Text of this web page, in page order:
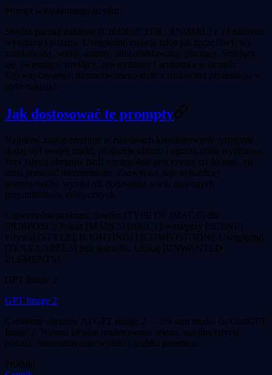
Prompt wielokrotnego użytku:
Stwórz paczkę naklejek [CHARACTER / ANIMAL] z 24 różnymi
wyrazami i pozami. Uwzględnij emocje takie jak szczęśliwy, zły,
zszokowany, senny, dumny, zdezorientowany, płaczący, śmiejący
się, świętujący, myślący, zawstydzony i serduszka w oczach.
Używaj czystego, dopracowanego stylu z izolowaną prezentacją w
stylu naklejki.
Jak dostosować te prompty
Najpierw zastąp zmienne w nawiasach kwadratowych, następnie
dodaj styl swojej marki, proporcje obrazu i ograniczenia wyjściowe.
Przy edycji obrazów bądź szczególnie precyzyjny co do tego, co
musi pozostać niezmienione. Zazwyczaj daje to bardziej
kontrolowalne wyniki niż dodawanie wielu niejasnych
przymiotników estetycznych.
Uniwersalna struktura: Stwórz [TYPE OF IMAGE] dla
[PURPOSE]. Pokaż [MAIN SUBJECT] w/na/przy [SCENE].
Używaj [STYLE], [LIGHTING] i [COMPOSITION]. Uwzględnij
[TEXT/LABELS] jeśli potrzeba. Unikaj [UNWANTED
ELEMENTS].
GPT Image 2
GPT Image 2
Generator obrazów AI GPT Image 2 — ten sam model co ChatGPT
Image 2. Niemal idealne renderowanie tekstu, stabilna edycja
postaci, fotorealistyczne wyniki i szybka generacja.
Produkt